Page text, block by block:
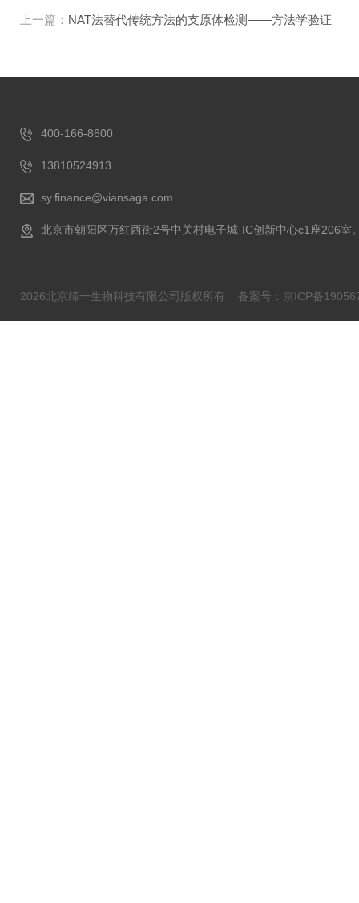
上一篇： NAT法替代传统方法的支原体检测——方法学验证
400-166-8600
13810524913
sy.finance@viansaga.com
北京市朝阳区万红西街2号中关村电子城·IC创新中心c1座206室
2026北京缔一生物科技有限公司版权所有 备案号：京ICP备